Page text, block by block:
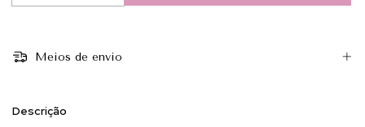
Meios de envio
Descrição